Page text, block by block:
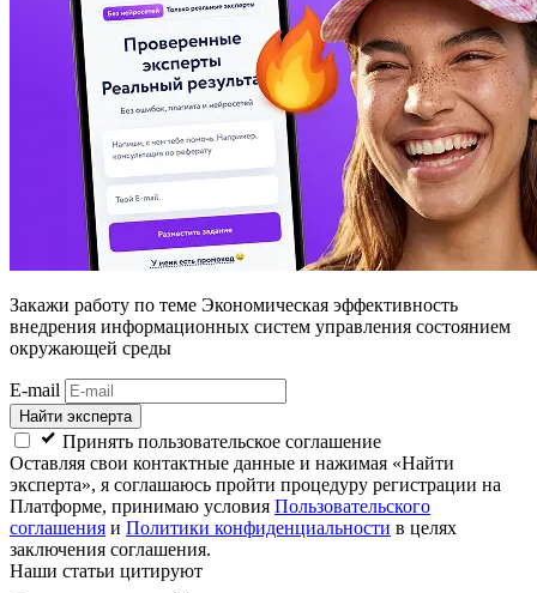
Закажи работу по теме Экономическая эффективность
внедрения информационных систем управления состоянием
окружающей среды
E-mail
Найти эксперта
Принять пользовательское соглашение
Оставляя свои контактные данные и нажимая «Найти
эксперта», я соглашаюсь пройти процедуру регистрации на
Платформе, принимаю условия Пользовательского
соглашения и Политики конфиденциальности в целях
заключения соглашения.
Наши статьи цитируют